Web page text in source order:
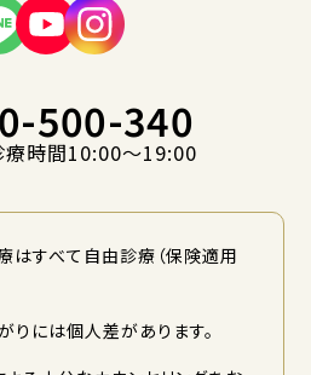
500-340
時間10:00〜19:00
はすべて自由診療（保険適用
りには個人差があります。